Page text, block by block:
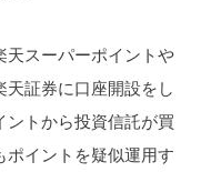
天スーパーポイントや
証券に口座開設をし
トから投資信託が買
ポイントを疑似運用す